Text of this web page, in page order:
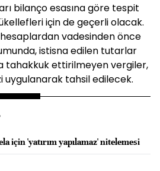
bilanço esasına göre tespit
için de geçerli olacak.
vadesinden önce
istisna edilen tutarlar
tahakkuk ettirilmeyen vergiler,
uygulanarak tahsil edilecek.
için 'yatırım yapılamaz' nitelemesi